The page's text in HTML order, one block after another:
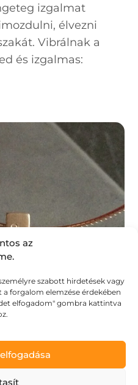
az
szabott hirdetések vagy
forgalom elemzése érdekében
elfogadom" gombra kattintva
izgalmat
élvezni
Vibrálnak a
és izgalmas: